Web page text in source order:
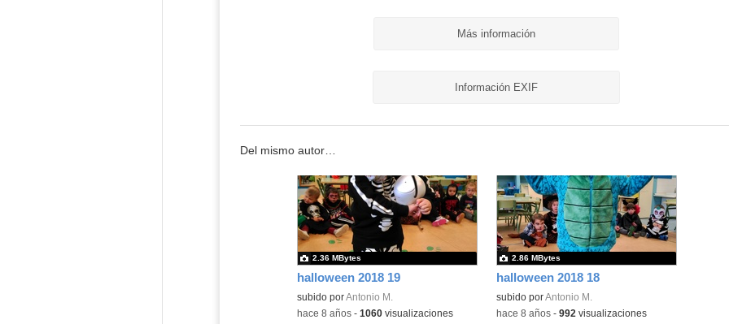
Más información
Información EXIF
Del mismo autor…
halloween 2018 19
subido porAntonio M.
2.36 MBytes
-hace 8 años- 1060visualizaciones
halloween 2018 18
subido porAntonio M.
2.86 MBytes
-hace 8 años- 992 visualizaciones